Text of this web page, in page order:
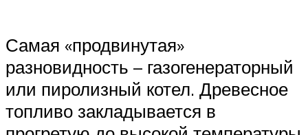
Самая «продвинутая»
разновидность – газогенераторный
или пиролизный котел. Древесное
топливо закладывается в